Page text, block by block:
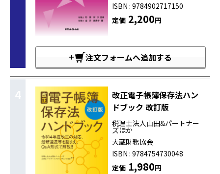
ISBN : 9784902717150
定価2,200円
注文フォームへ追加する
4
改正電子帳簿保存法ハン
ドブック 改訂版
税理士法人山田&パートナー
ズほか
大蔵財務協会
ISBN : 9784754730048
定価1,980円